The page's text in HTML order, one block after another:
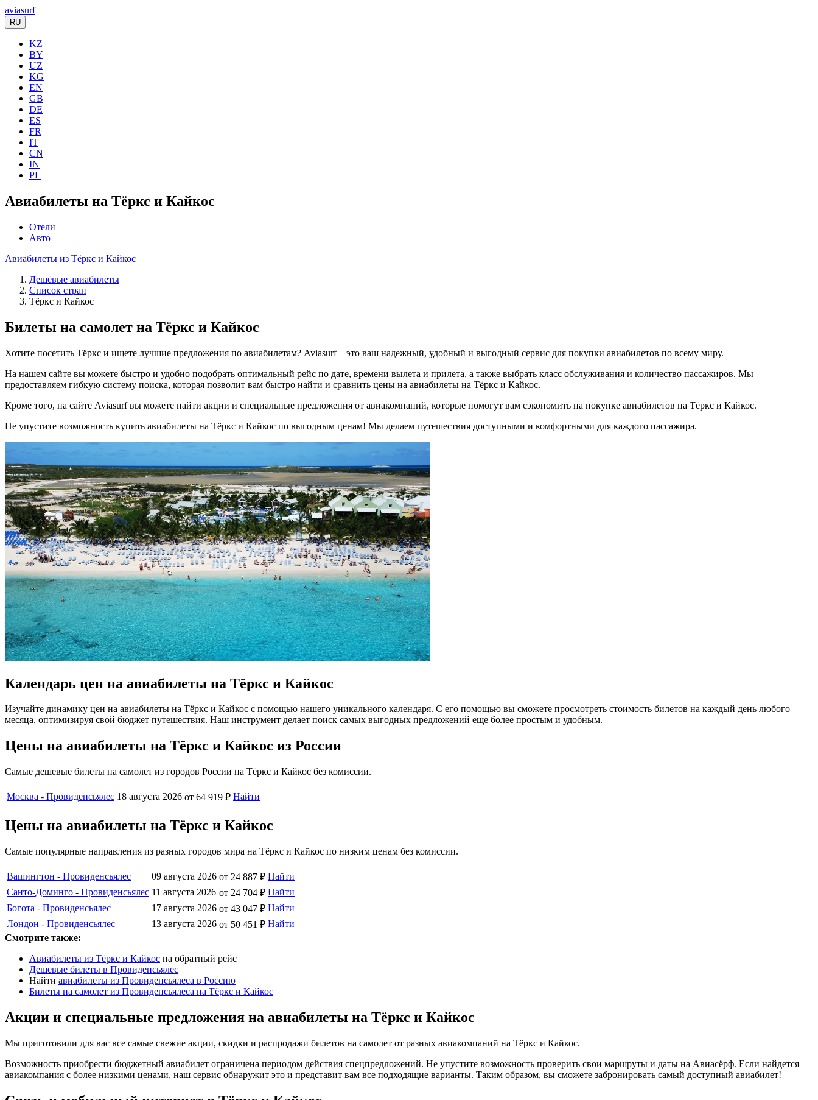
aviasurf
RU
KZ
BY
UZ
KG
EN
GB
DE
ES
FR
IT
CN
IN
PL
Авиабилеты на Тёркс и Кайкос
Отели
Авто
Авиабилеты из Тёркс и Кайкос
Дешёвые авиабилеты
Список стран
Тёркс и Кайкос
Билеты на самолет на Тёркс и Кайкос
Хотите посетить Тёркс и ищете лучшие предложения по авиабилетам? Aviasurf – это ваш надежный, удобный и выгодный сервис для покупки авиабилетов по всему миру.
На нашем сайте вы можете быстро и удобно подобрать оптимальный рейс по дате, времени вылета и прилета, а также выбрать класс обслуживания и количество пассажиров. Мы
предоставляем гибкую систему поиска, которая позволит вам быстро найти и сравнить цены на авиабилеты на Тёркс и Кайкос.
Кроме того, на сайте Aviasurf вы можете найти акции и специальные предложения от авиакомпаний, которые помогут вам сэкономить на покупке авиабилетов на Тёркс и Кайкос.
Не упустите возможность купить авиабилеты на Тёркс и Кайкос по выгодным ценам! Мы делаем путешествия доступными и комфортными для каждого пассажира.
Календарь цен на авиабилеты на Тёркс и Кайкос
Изучайте динамику цен на авиабилеты на Тёркс и Кайкос с помощью нашего уникального календаря. С его помощью вы сможете просмотреть стоимость билетов на каждый день любого
месяца, оптимизируя свой бюджет путешествия. Наш инструмент делает поиск самых выгодных предложений еще более простым и удобным.
Цены на авиабилеты на Тёркс и Кайкос из России
Самые дешевые билеты на самолет из городов России на Тёркс и Кайкос без комиссии.
Москва - Провиденсьялес 18 августа 2026 от 64 919 ₽ Найти
Цены на авиабилеты на Тёркс и Кайкос
Самые популярные направления из разных городов мира на Тёркс и Кайкос по низким ценам без комиссии.
Вашингтон - Провиденсьялес 09 августа 2026 от 24 887 ₽ Найти
Санто-Доминго - Провиденсьялес 11 августа 2026 от 24 704 ₽ Найти
Богота - Провиденсьялес
17 августа 2026 от 43 047 ₽ Найти
Лондон - Провиденсьялес
13 августа 2026 от 50 451 ₽ Найти
Смотрите также:
Авиабилеты из Тёркс и Кайкос на обратный рейс
Дешевые билеты в Провиденсьялес
Найти авиабилеты из Провиденсьялеса в Россию
Билеты на самолет из Провиденсьялеса на Тёркс и Кайкос
Акции и специальные предложения на авиабилеты на Тёркс и Кайкос
Мы приготовили для вас все самые свежие акции, скидки и распродажи билетов на самолет от разных авиакомпаний на Тёркс и Кайкос.
Возможность приобрести бюджетный авиабилет ограничена периодом действия спецпредложений. Не упустите возможность проверить свои маршруты и даты на Авиасёрф. Если найдется
авиакомпания с более низкими ценами, наш сервис обнаружит это и представит вам все подходящие варианты. Таким образом, вы сможете забронировать самый доступный авиабилет!